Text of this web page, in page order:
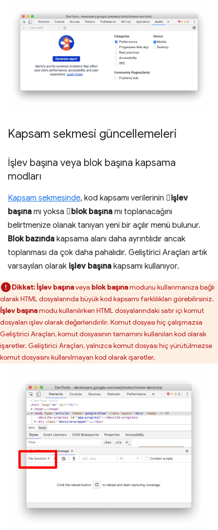
Kapsam sekmesi güncellemeleri
İşlev başına veya blok başına kapsama
modları
Kapsam sekmesinde, kod kapsamı verilerinin işlev
başına mı yoksa blok başına mı toplanacağını
belirtmenize olanak tanıyan yeni bir açılır menü bulunur.
Blok bazında kapsama alanı daha ayrıntılıdır ancak
toplanması da çok daha pahalıdır. Geliştirici Araçları artık
varsayılan olarak işlev başına kapsamı kullanıyor.
Dikkat: İşlev başınaveya blok başınamodunu kullanmanıza bağlı
olarak HTML dosyalarında büyük kod kapsamı farklılıkları görebilirsiniz.
İşlev başınamodu kullanılırken HTML dosyalarındaki satır içi komut
dosyaları işlev olarak değerlendirilir. Komut dosyası hiç çalışmazsa
Geliştirici Araçları, komut dosyasının tamamını kullanılan kod olarak
işaretler. Geliştirici Araçları, yalnızca komut dosyası hiç yürütülmezse
komut dosyasını kullanılmayan kod olarak işaretler.